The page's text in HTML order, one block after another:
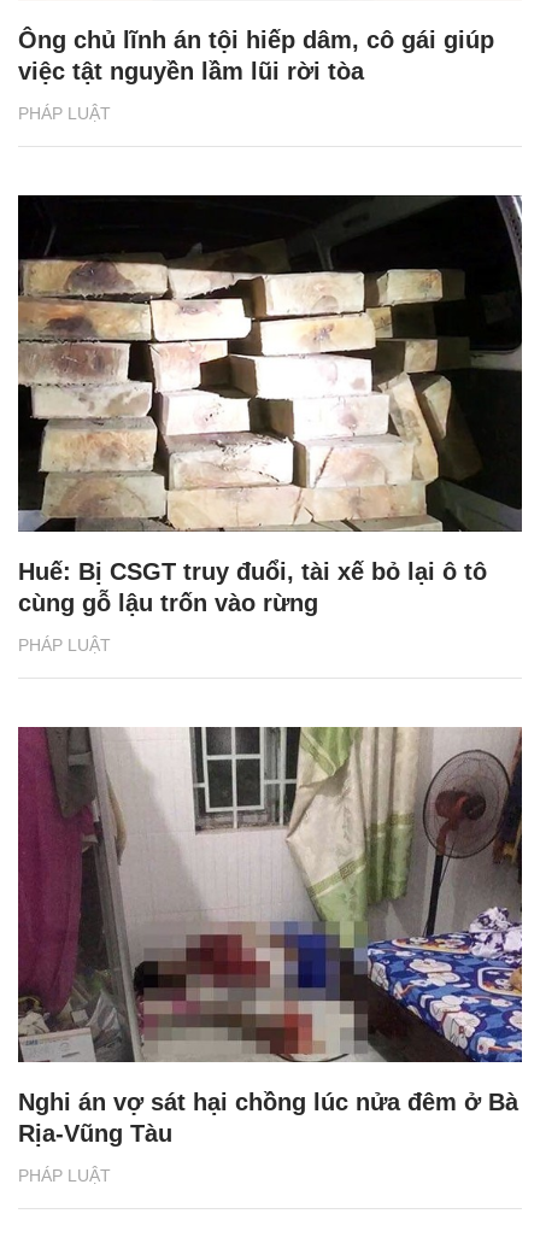
PHÁP LUẬT
Ông chủ lĩnh án tội hiếp dâm, cô gái giúp
việc tật nguyền lầm lũi rời tòa
PHÁP LUẬT
Huế: Bị CSGT truy đuổi, tài xế bỏ lại ô tô
cùng gỗ lậu trốn vào rừng
PHÁP LUẬT
Nghi án vợ sát hại chồng lúc nửa đêm ở Bà
Rịa-Vũng Tàu